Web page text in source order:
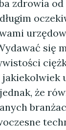
zdrowia
się
że